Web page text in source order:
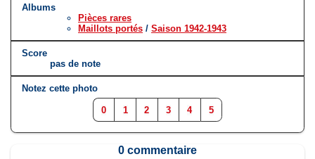
Albums
Pièces rares
Maillots portés / Saison 1942-1943
Score
pas de note
Notez cette photo
0 1 2 3 4 5
0 commentaire